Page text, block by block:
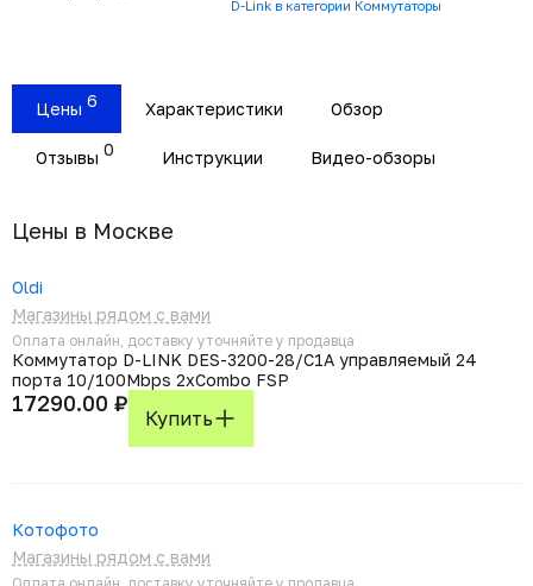
D-Link в категории Коммутаторы
Цены 6 Характеристики Обзор
Отзывы 0 Инструкции Видео-обзоры
Цены в Москвe
Oldi
Магазины рядом с вами
Оплата онлайн, доставку уточняйте у продавца
Коммутатор D-LINK DES-3200-28/C1A управляемый 24
порта 10/100Mbps 2xCombo FSP
17290.00 ₽
Купить
Котофото
Магазины рядом с вами